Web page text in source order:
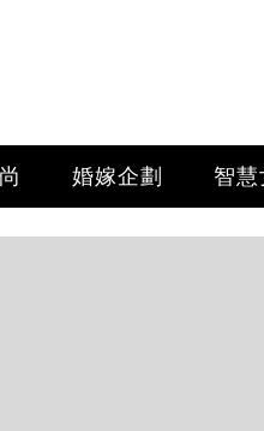
婚嫁企劃 智慧